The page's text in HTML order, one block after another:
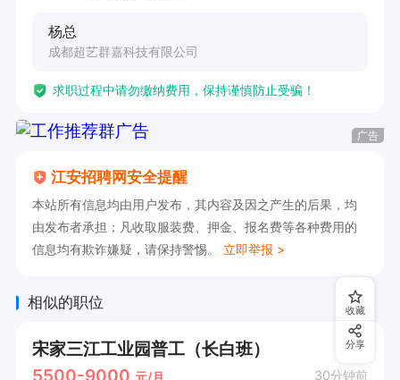
杨总
成都超艺群嘉科技有限公司
求职过程中请勿缴纳费用，保持谨慎防止受骗！
广告
江安招聘网安全提醒
本站所有信息均由用户发布，其内容及因之产生的后果，均
由发布者承担；凡收取服装费、押金、报名费等各种费用的
信息均有欺诈嫌疑，请保持警惕。 立即举报 >
相似的职位
宋家三江工业园普工（长白班）
30分钟前
收藏
分享